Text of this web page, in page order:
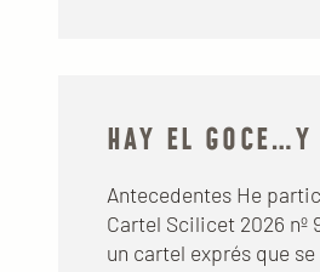
HAY EL GOCE…Y
Antecedentes He
Cartel Scilicet 2026 nº
un cartel exprés que